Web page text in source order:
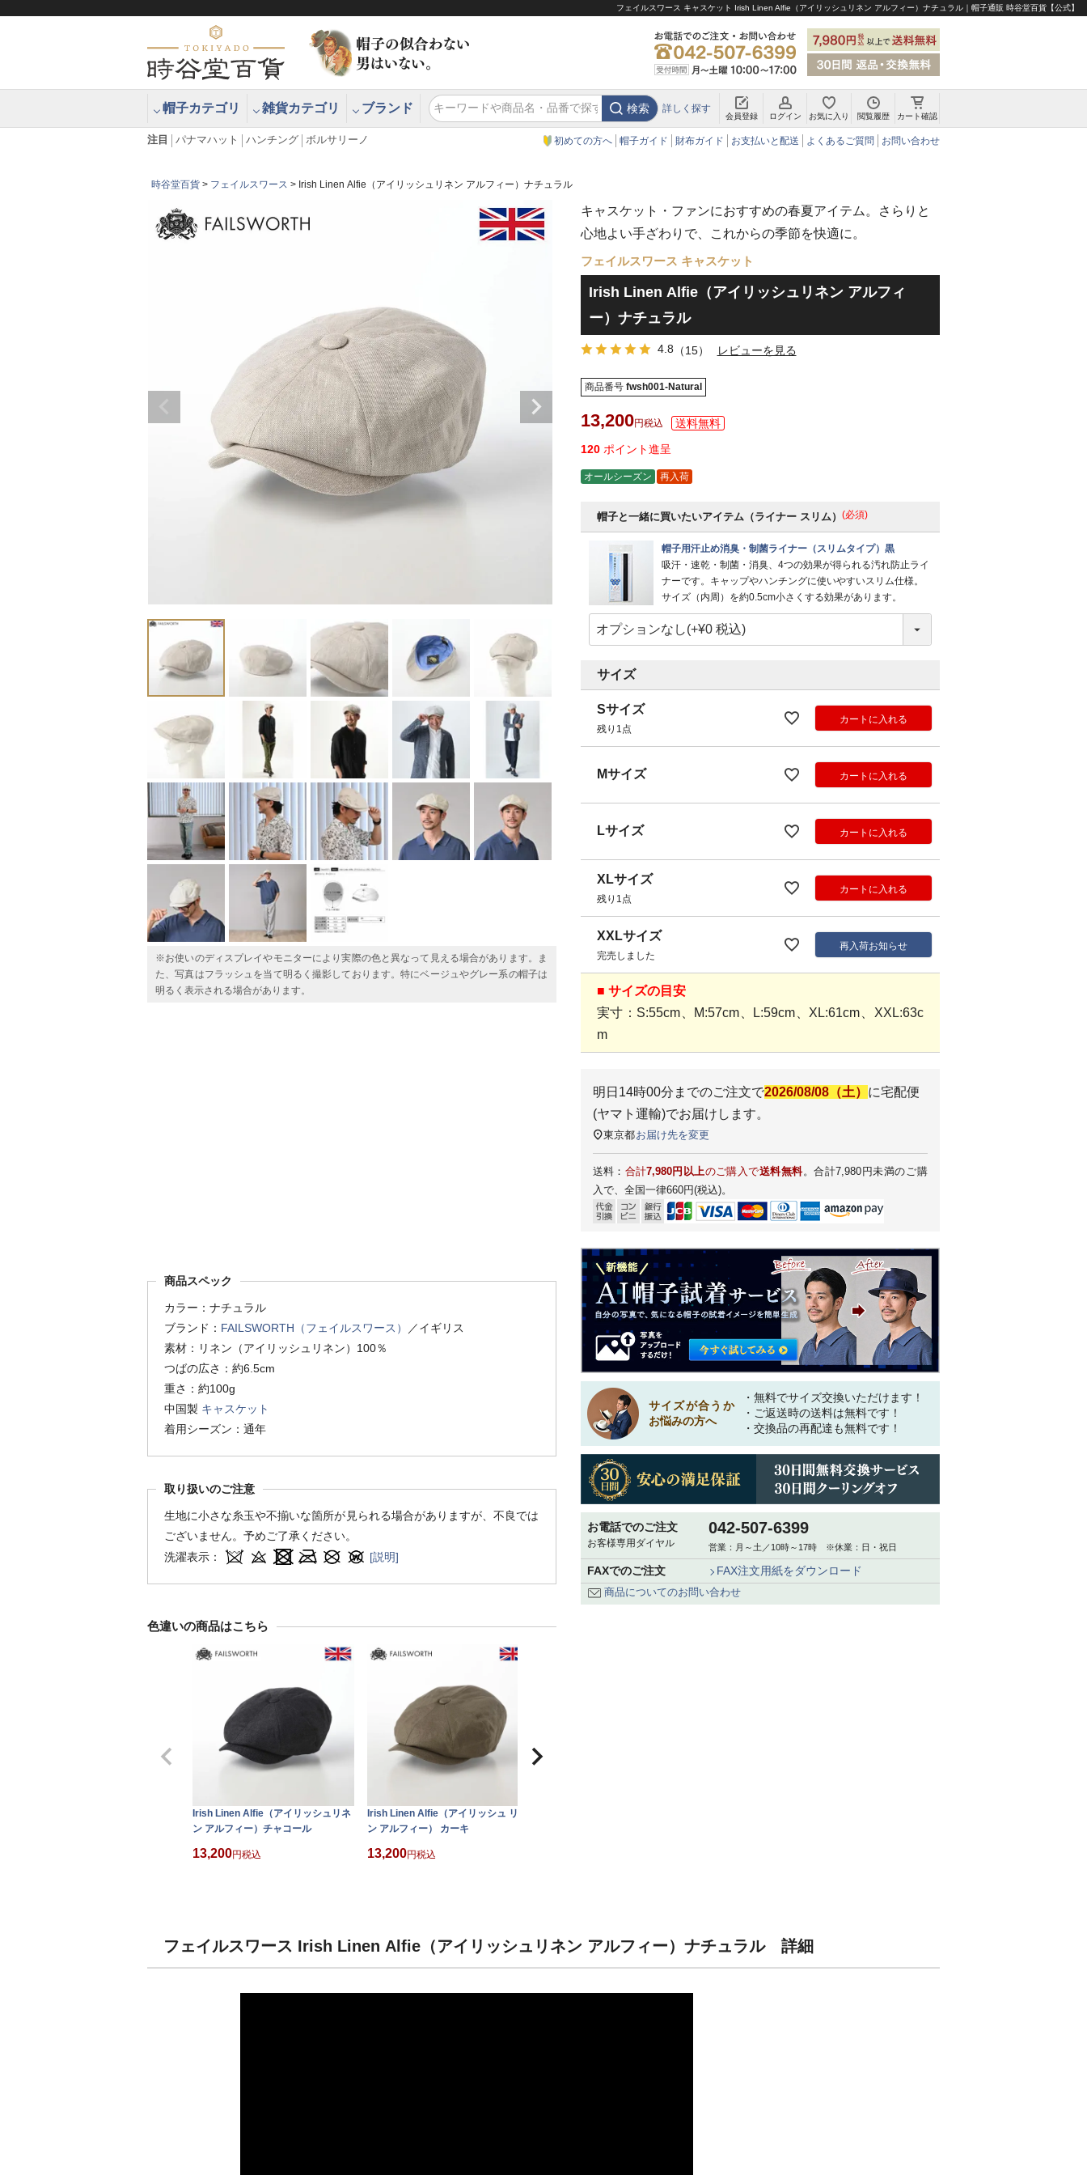
フェイルスワース キャスケット Irish Linen Alfie（アイリッシュリネン アルフィー）ナチュラル｜帽子通販 時谷堂百貨【公式】
帽子カテゴリ 雑貨カテゴリ ブランド 検索 詳しく探す
会員登録 ログイン お気に入り 閲覧履歴 カート確認
注目 パナマハット ハンチング ボルサリーノ 初めての方へ 帽子ガイド 財布ガイド お支払いと配送 よくあるご質問 お問い合わせ
時谷堂百貨 フェイルスワース Irish Linen Alfie（アイリッシュリネン アルフィー）ナチュラル
※お使いのディスプレイやモニターにより実際の色と異なって見える場合があります。ま
た、写真はフラッシュを当て明るく撮影しております。特にベージュやグレー系の帽子は
明るく表示される場合があります。
商品スペック
カラー：ナチュラル
ブランド： FAILSWORTH（フェイルスワース）
／イギリス
素材：リネン（アイリッシュリネン）100％
つばの広さ：約6.5cm
重さ：約100g
中国製 キャスケット
着用シーズン：通年
取り扱いのご注意
生地に小さな糸玉や不揃いな箇所が見られる場合がありますが、不良では
ございません。予めご了承ください。
洗濯表示：
[説明]
色違いの商品はこちら
Irish Linen Alfie（アイリッシュリネ
ン アルフィー）チャコール
13,200 税込
Irish Linen Alfie（アイリッシュ リネ
ン アルフィー） カーキ
13,200 税込
キャスケット・ファンにおすすめの春夏アイテム。さらりと
心地よい手ざわりで、これからの季節を快適に。
フェイルスワース キャスケット
Irish Linen Alfie（アイリッシュリネン アルフィ
ー）ナチュラル
4.8 （15） レビューを見る
商品番号 fwsh001-Natural
13,200 税込
120 ポイント進呈
オールシーズン 再入荷
帽子と一緒に買いたいアイテム（ライナー スリム） (必須)
帽子用汗止め消臭・制菌ライナー（スリムタイプ）黒
吸汗・速乾・制菌・消臭、4つの効果が得られる汚れ防止ライ
ナーです。キャップやハンチングに使いやすいスリム仕様。
サイズ（内周）を約0.5cm小さくする効果があります。
サイズ
Sサイズ
残り1点
カートに入れる
Mサイズ カートに入れる
Lサイズ カートに入れる
XLサイズ
残り1点
カートに入れる
XXLサイズ
完売しました
再入荷お知らせ
■ サイズの目安
実寸：S:55cm、M:57cm、L:59cm、XL:61cm、XXL:63c
m
明日 14時00分 までのご注文で2026/08/08（土） に宅配便
(ヤマト運輸)でお届けします。
東京都お届け先を変更
送料： 合計7,980円以上のご購入で送料無料。合計7,980円未満のご購
入で、全国一律660円(税込)。
サイズが合うか
お悩みの方へ
・無料でサイズ交換いただけます！
・ご返送時の送料は無料です！
・交換品の再配達も無料です！
お電話でのご注文
お客様専用ダイヤル
042-507-6399
営業：月～土／10時～17時 ※休業：日・祝日
FAXでのご注文 FAX注文用紙をダウンロード
商品についてのお問い合わせ
フェイルスワース Irish Linen Alfie（アイリッシュリネン アルフィー）ナチュラル 詳細